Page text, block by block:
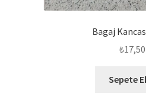
Bagaj
₺17,50
Sepete